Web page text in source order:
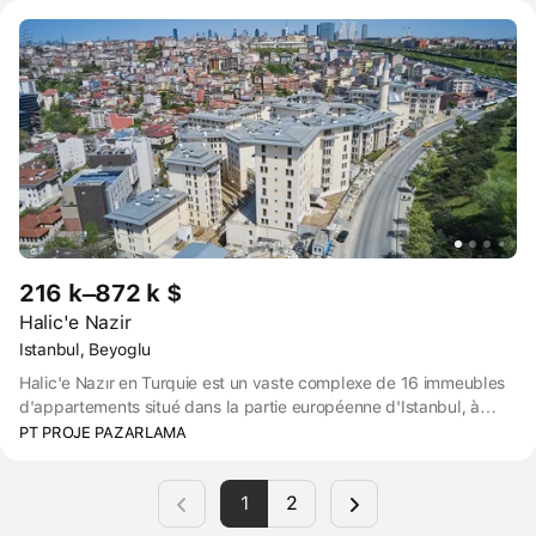
minutes, Nişantaşı, Şişli, Karaköy et Beşiktaş 5 minutes, Marmaray
Line 7 minutes, Atatürk Airport 20 minutes.
216 k–872 k $
Halic'e Nazir
Istanbul, Beyoglu
Halic'e Nazır en Turquie est un vaste complexe de 16 immeubles
d'appartements situé dans la partie européenne d'Istanbul, à
savoir dans le quartier de Beyoğlu près de la Corne d'Or. PT Proje
PT PROJE PAZARLAMA
1 2